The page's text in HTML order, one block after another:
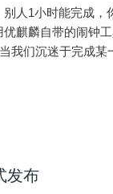
人1小时能完成，
麒麟自带的闹钟
我们沉迷于完成某
发布